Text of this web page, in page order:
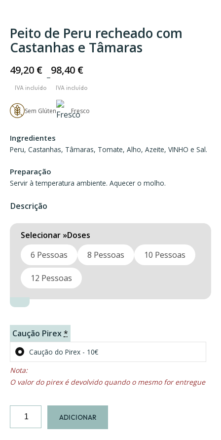
Peito de Peru recheado com
Castanhas e Tâmaras
49,20 €
–
98,40 €
Price
49,20 €
98,40 €
Sem Glúten Fresco
Ingredientes
Peru, Castanhas, Tâmaras, Tomate, Alho, Azeite, VINHO e Sal.
Preparação
Servir à temperatura ambiente. Aquecer o molho.
Descrição
Doses
6 Pessoas
8 Pessoas 10 Pessoas
12 Pessoas
Caução Pirex*
Caução do Pirex - 10€
O valor do pirex é devolvido quando o mesmo for entregue
Quantidade
ADICIONAR